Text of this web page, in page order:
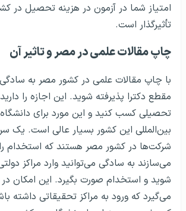
امتیاز شما در آزمون در هزینه تحصیل در
تأثیرگذار است.
چاپ مقالات علمی در مصر و تاثیر آن
با چاپ مقالات علمی در کشور مصر به سادگی
مقطع دکترا پذیرفته شوید. این اجازه را
تحصیلی کسب کنید و این مورد برای
بین‌المللی این کشور بسیار عالی است. یک
شرکت‌ها در کشور مصر هستند که استخدام
می‌سازند به سادگی می‌توانید وارد مراکز
شوید و استخدام صورت بگیرد. این امکان در
می‌گیرد که ورود به مراکز تحقیقاتی داشته